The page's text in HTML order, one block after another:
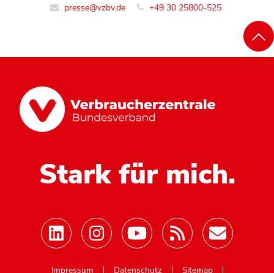
presse@vzbv.de +49 30 25800-525
Stark für mich.
Impressum
Datenschutz
Sitemap